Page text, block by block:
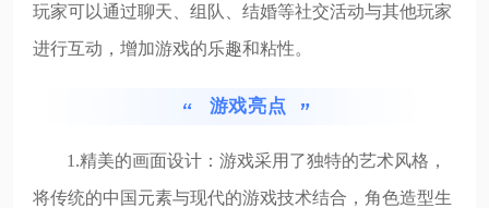
玩家可以通过聊天、组队、结婚等社交活动与其他玩家
进行互动，增加游戏的乐趣和粘性。
游戏亮点
1.精美的画面设计：游戏采用了独特的艺术风格，
将传统的中国元素与现代的游戏技术结合，角色造型生